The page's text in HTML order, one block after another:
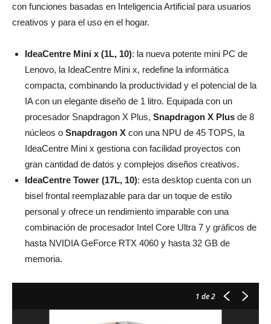
con funciones basadas en Inteligencia Artificial para usuarios
creativos y para el uso en el hogar.
IdeaCentre Mini x (1L, 10): la nueva potente mini PC de
Lenovo, la IdeaCentre Mini x, redefine la informática
compacta, combinando la productividad y el potencial de la
IA con un elegante diseño de 1 litro. Equipada con un
procesador Snapdragon X Plus, Snapdragon X Plus de 8
núcleos o Snapdragon X con una NPU de 45 TOPS, la
IdeaCentre Mini x gestiona con facilidad proyectos con
gran cantidad de datos y complejos diseños creativos.
IdeaCentre Tower (17L, 10): esta desktop cuenta con un
bisel frontal reemplazable para dar un toque de estilo
personal y ofrece un rendimiento imparable con una
combinación de procesador Intel Core Ultra 7 y gráficos de
hasta NVIDIA GeForce RTX 4060 y hasta 32 GB de
memoria.
1 de 2